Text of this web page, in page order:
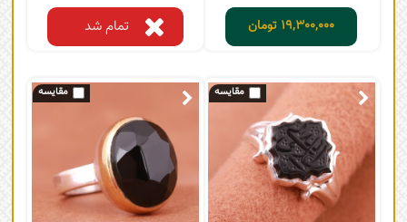
19,300,000 تومان تمام شد